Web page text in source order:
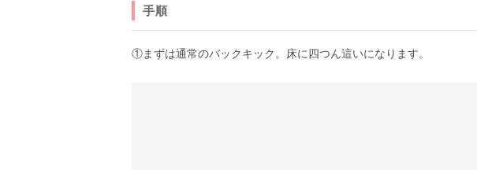
手順
①まずは通常のバックキック。床に四つん這いになります。